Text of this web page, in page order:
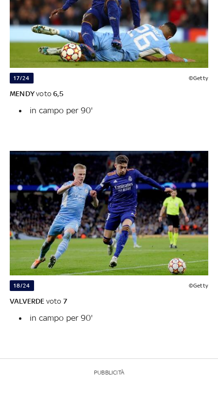
17/24 ©Getty
MENDYvoto6,5
in campo per 90'
18/24 ©Getty
VALVERDE voto 7
in campo per 90'
PUBBLICITÀ